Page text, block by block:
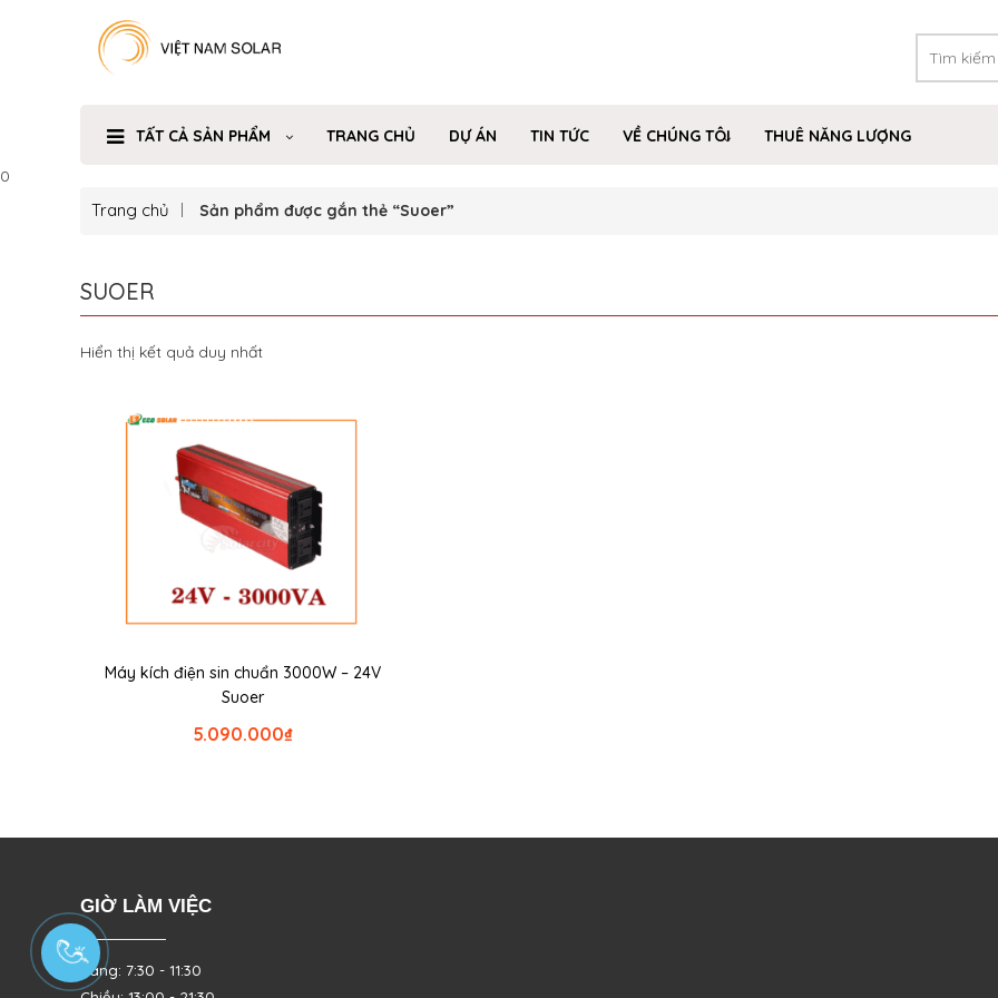
TẤT CẢ SẢN PHẨM TRANG CHỦ DỰ ÁN TIN TỨC VỀ CHÚNG TÔI
THUÊ NĂNG LƯỢNG
0
Trang chủ Sản phẩm được gắn thẻ “Suoer”
SUOER
Hiển thị kết quả duy nhất
Máy kích điện sin chuẩn 3000W – 24V
Suoer
₫
5.090.000
GIỜ LÀM VIỆC
Sáng: 7:30 - 11:30